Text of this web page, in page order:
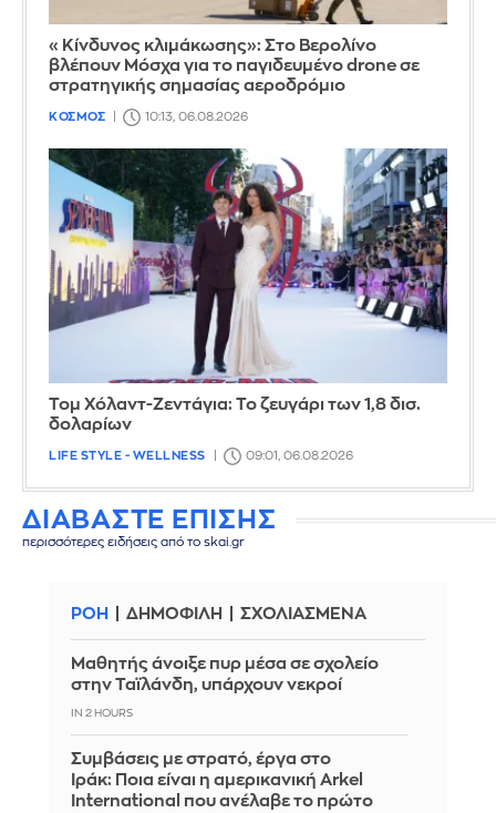
«Κίνδυνος κλιμάκωσης»: Στο Βερολίνο
βλέπουν Μόσχα για το παγιδευμένο drone σε
στρατηγικής σημασίας αεροδρόμιο
ΚΟΣΜΟΣ 10:13, 06.08.2026
Τομ Χόλαντ-Ζεντάγια: Το ζευγάρι των 1,8 δισ.
δολαρίων
LIFE STYLE - WELLNESS 09:01, 06.08.2026
ΔΙΑΒΑΣΤΕ ΕΠΙΣΗΣ
περισσότερες ειδήσεις από το skai.gr
ΡΟΗ ΔΗΜΟΦΙΛΗ ΣΧΟΛΙΑΣΜΕΝΑ
Μαθητής άνοιξε πυρ μέσα σε σχολείο
στην Ταϊλάνδη, υπάρχουν νεκροί
IN 2 HOURS
Συμβάσεις με στρατό, έργα στο
Ιράκ: Ποια είναι η αμερικανική Arkel
International που ανέλαβε το πρώτο